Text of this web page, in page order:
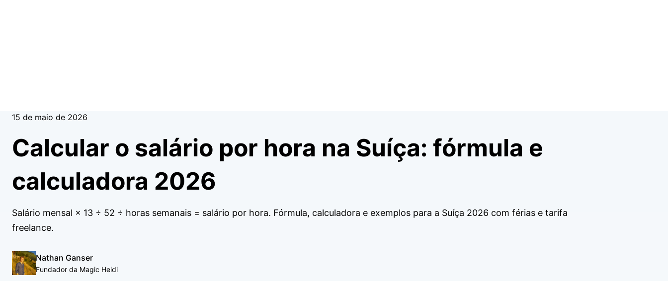
15 de maio de 2026
Calcular o salário por hora na Suíça: fórmula e
calculadora 2026
Salário mensal × 13 ÷ 52 ÷ horas semanais = salário por hora. Fórmula, calculadora e exemplos para a Suíça 2026 com férias e tarifa
freelance.
Nathan Ganser
Fundador da Magic Heidi